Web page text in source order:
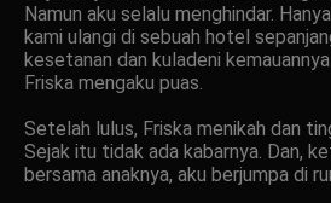
Namun aku selalu menghindar.
kami ulangi di sebuah hotel
kesetanan dan kuladeni
Friska mengaku puas.
Setelah lulus, Friska menikah dan
Sejak itu tidak ada kabarnya. Dan,
bersama anaknya, aku berjumpa di